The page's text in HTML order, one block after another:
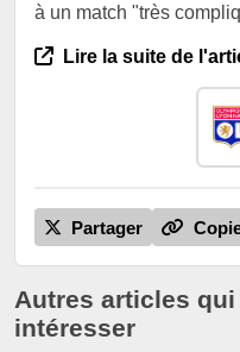
à un match "très
Lire la suite de
Partager
Autres articles
intéresser